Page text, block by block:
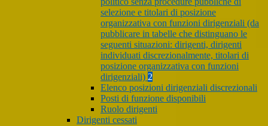
selezione e titolari di posizione
organizzativa con funzioni dirigenziali (da
pubblicare in tabelle che distinguano le
seguenti situazioni: dirigenti, dirigenti
individuati discrezionalmente, titolari di
posizione organizzativa con funzioni
dirigenziali) 2
Elenco posizioni dirigenziali discrezionali
Posti di funzione disponibili
Ruolo dirigenti
Dirigenti cessati